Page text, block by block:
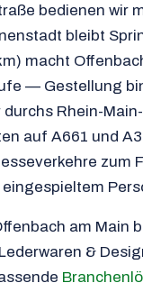
bedienen wir
bleibt
macht
— Gestellung
Rhein-
auf A661 und
zum
am Main
&